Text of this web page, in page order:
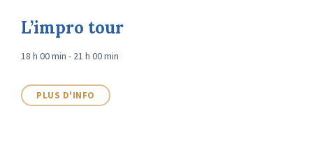
L’impro tour
18 h 00 min - 21 h 00 min
PLUS D'INFO